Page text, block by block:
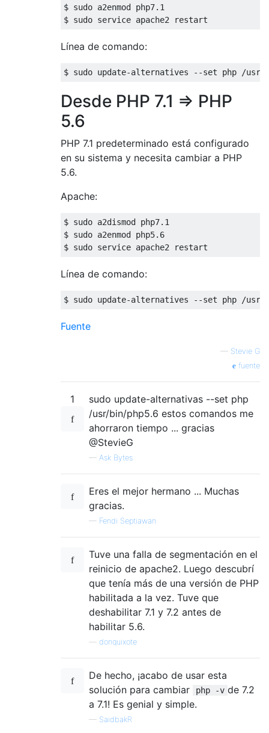
$ sudo a2enmod php7.1
Línea de comando:
$ sudo update-alternatives --set php /usr/
Desde PHP 7.1 => PHP
5.6
PHP 7.1 predeterminado está configurado
en su sistema y necesita cambiar a PHP
5.6.
Apache:
$ sudo a2dismod php7.1
$ sudo a2enmod php5.6
Línea de comando:
$ sudo update-alternatives --set php /usr/
Fuente
— Stevie G
fuente
1
sudo update-alternativas --set php
/usr/bin/php5.6 estos comandos me
ahorraron tiempo ... gracias
@StevieG
— Ask Bytes
Eres el mejor hermano ... Muchas
gracias.
— Fendi Septiawan
Tuve una falla de segmentación en el
reinicio de apache2. Luego descubrí
que tenía más de una versión de PHP
habilitada a la vez. Tuve que
deshabilitar 7.1 y 7.2 antes de
habilitar 5.6.
donquixote
De hecho, ¡acabo de usar esta
solución para cambiar
php -v de 7.2
a 7.1! Es genial y simple.
— SaidbakR